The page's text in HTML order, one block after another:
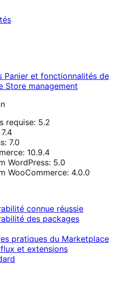
Panier et fonctionnalités de
Store management
requise: 5.2
7.0
10.9.4
WordPress: 5.0
WooCommerce: 4.0.0
connue réussie
des packages
pratiques du Marketplace
et extensions